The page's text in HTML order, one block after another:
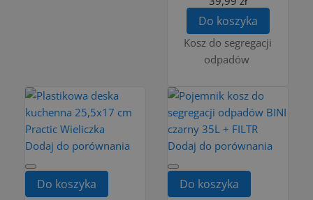
Do koszyka
Kosz do segregacji
odpadów
Dodaj do porównania
Do koszyka
Dodaj do porównania
Do koszyka